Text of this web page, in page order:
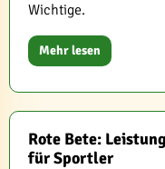
Wichtige.
Mehr lesen
Rote Bete:
für Sportler